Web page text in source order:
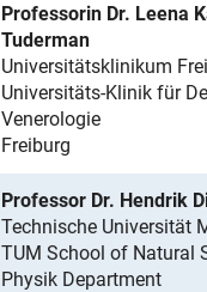
Professorin Dr. Leena
Tuderman
Universitätsklinikum
Universitäts-Klinik für
Venerologie
Freiburg
Professor Dr. Hendrik
Technische Universität
TUM School of Natural
Physik Department